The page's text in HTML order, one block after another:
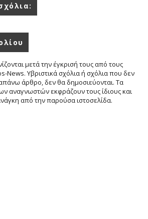
μετά την έγκρισή τους από τους
News. Υβριστικά σχόλια ή σχόλια που δεν
άρθρο, δεν θα δημοσιεύονται. Τα
αναγνωστών εκφράζουν τους ίδιους και
από την παρούσα ιστοσελίδα.